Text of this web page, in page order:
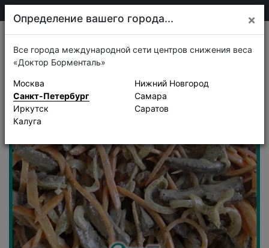
Рецепты
Определение вашего города... ×
Все города международной сети центров снижения веса
«Доктор Борменталь»
Москва
Санкт-Петербург
Иркутск
Калуга
Нижний Новгород
Самара
Саратов